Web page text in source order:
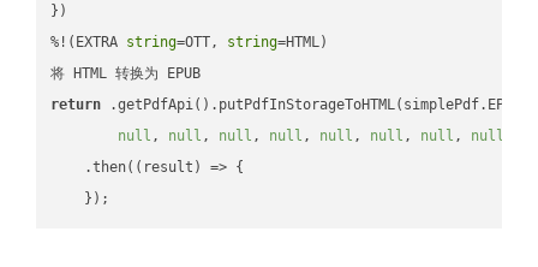
})
%!(EXTRA string=OTT, string=HTML)
return
null , null , null , null , null , null , null , null
    .then(
( result ) => {